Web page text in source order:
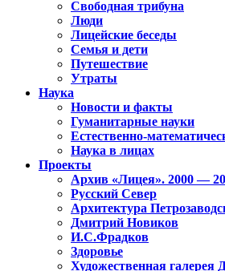
Свободная трибуна
Люди
Лицейские беседы
Семья и дети
Путешествие
Утраты
Наука
Новости и факты
Гуманитарные науки
Естественно-
Наука в лицах
Проекты
Архив «Лицея». 2000 —
Русский Север
Архитектура
Дмитрий Новиков
И.С.Фрадков
Здоровье
Художественная